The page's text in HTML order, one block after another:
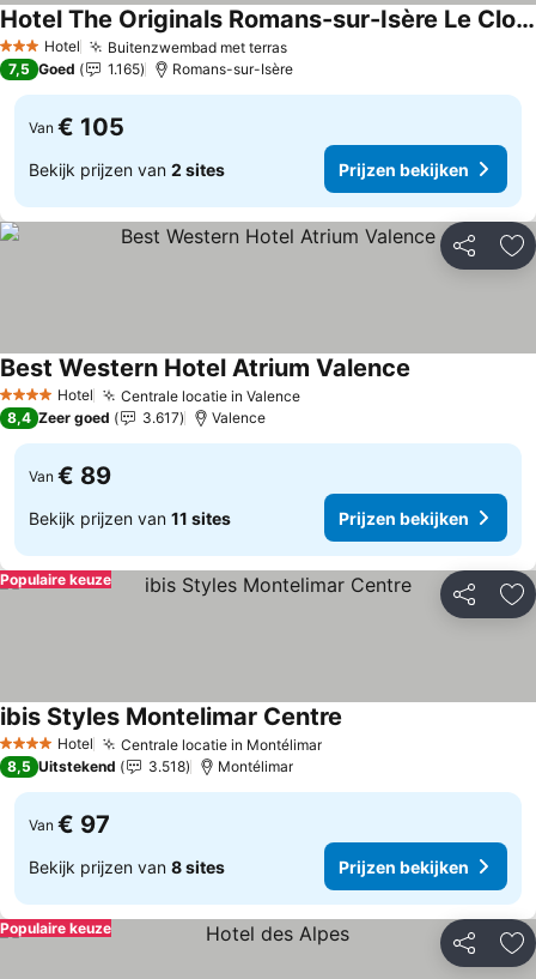
3 SterrenHotel Buitenzwembad met terrasPrijzen bekijken
Hotel The Originals Romans-sur-Isère Le Clos des Tanneurs
Prijzen bekijken
7,5 Goed 1.165 Romans-sur-Isère
Van € 105
Bekijk prijzen van 2 sites Prijzen bekijken
Delen
4 SterrenHotel Centrale locatie in ValencePrijzen bekijken
Best Western Hotel Atrium Valence
8,4 Zeer goed 3.617 Valence
Van € 89
Bekijk prijzen van 11 sites Prijzen bekijken
Delen
Populaire keuze
4 SterrenHotel Centrale locatie in MontélimarPrijzen bekijken
ibis Styles Montelimar Centre
8,5 Uitstekend 3.518 Montélimar
Van € 97
Bekijk prijzen van 8 sites Prijzen bekijken
Delen
Populaire keuze